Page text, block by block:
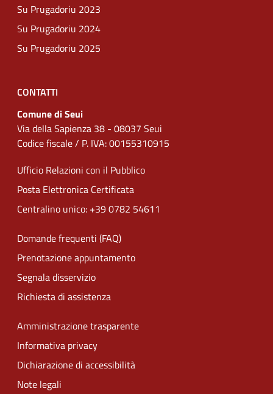
Su Prugadoriu 2023
Su Prugadoriu 2024
Su Prugadoriu 2025
CONTATTI
Comune di Seui
Via della Sapienza 38 - 08037 Seui
Codice fiscale / P. IVA: 00155310915
Ufficio Relazioni con il Pubblico
Posta Elettronica Certificata
Centralino unico: +39 0782 54611
Domande frequenti (FAQ)
Prenotazione appuntamento
Segnala disservizio
Richiesta di assistenza
Amministrazione trasparente
Informativa privacy
Dichiarazione di accessibilità
Note legali